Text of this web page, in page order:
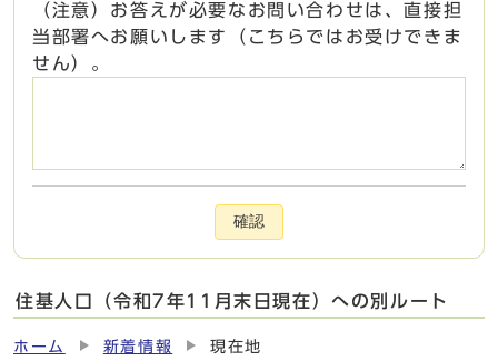
（注意）お答えが必要なお問い合わせは、直接担
当部署へお願いします（こちらではお受けできま
せん）。
確認
住基人口（令和7年11月末日現在）への別ルート
ホーム 新着情報 現在地